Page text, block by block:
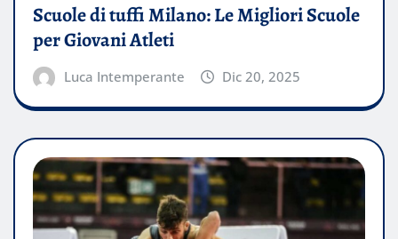
Scuole di tuffi Milano: Le Migliori Scuole
per Giovani Atleti
Luca Intemperante Dic 20, 2025